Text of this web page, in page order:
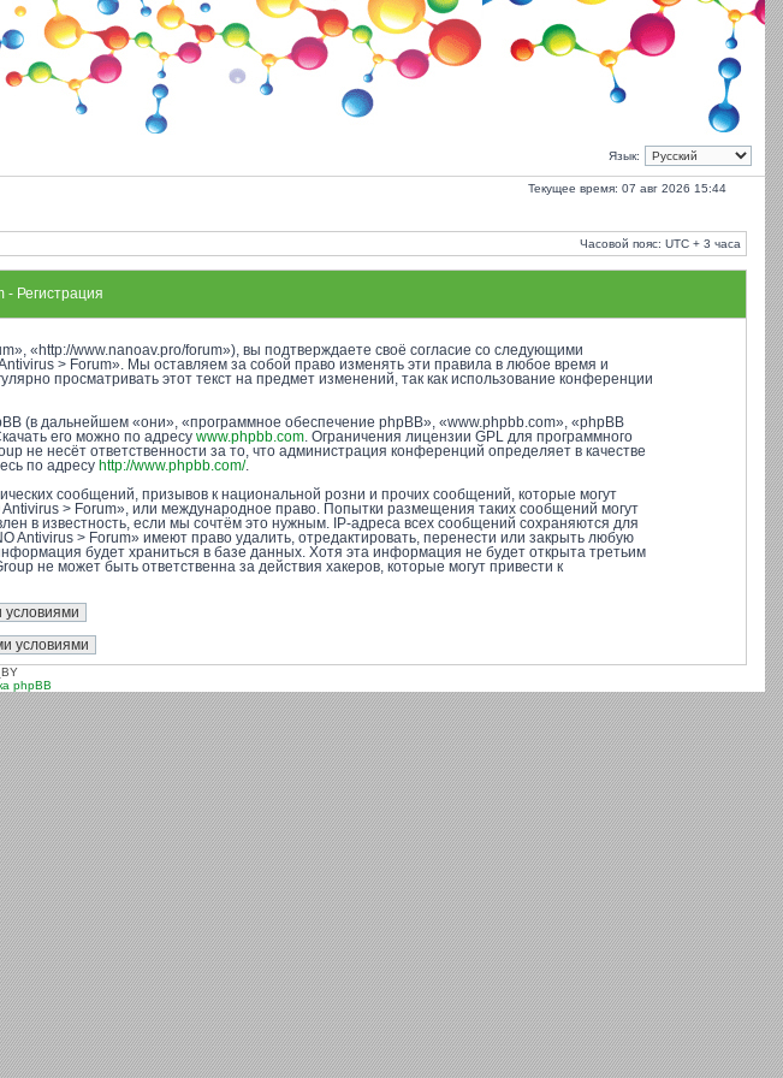
Язык:
Текущее время: 07 авг 2026 15:44
Часовой пояс: UTC + 3 часа
- Регистрация
«http://www.nanoav.pro/forum»), вы подтверждаете своё согласие со следующими
> Forum». Мы оставляем за собой право изменять эти правила в любое время и
просматривать этот текст на предмет изменений, так как использование конференции
(в дальнейшем «они», «программное обеспечение phpBB», «www.phpbb.com», «phpBB
его можно по адресу www.phpbb.com . Ограничения лицензии GPL для программного
не несёт ответственности за то, что администрация конференций определяет в качестве
по адресу http://www.phpbb.com/.
сообщений, призывов к национальной розни и прочих сообщений, которые могут
> Forum», или международное право. Попытки размещения таких сообщений могут
в известность, если мы сочтём это нужным. IP-адреса всех сообщений сохраняются для
> Forum» имеют право удалить, отредактировать, перенести или закрыть любую
будет храниться в базе данных. Хотя эта информация не будет открыта третьим
не может быть ответственна за действия хакеров, которые могут привести к
phpBB